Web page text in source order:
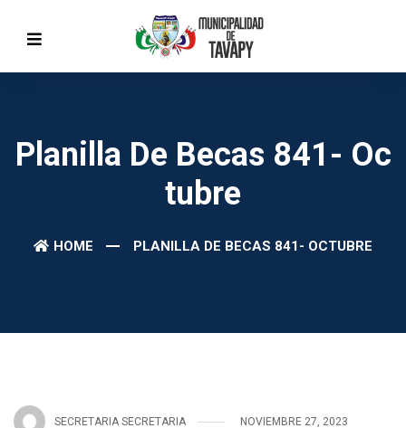
Planilla De Becas 841- Oc
Tubre
HOME PLANILLA DE BECAS 841- OCTUBRE
SECRETARIA SECRETARIA NOVIEMBRE 27, 2023